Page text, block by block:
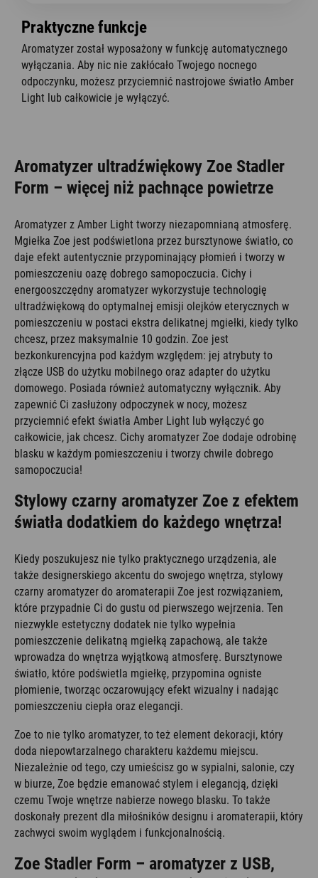
Praktyczne funkcje
Aromatyzer został wyposażony w funkcję automatycznego
wyłączania. Aby nic nie zakłócało Twojego nocnego
odpoczynku, możesz przyciemnić nastrojowe światło Amber
Light lub całkowicie je wyłączyć.
Aromatyzer ultradźwiękowy Zoe Stadler
Form – więcej niż pachnące powietrze
Aromatyzer z Amber Light tworzy niezapomnianą atmosferę.
Mgiełka Zoe jest podświetlona przez bursztynowe światło, co
daje efekt autentycznie przypominający płomień i tworzy w
pomieszczeniu oazę dobrego samopoczucia. Cichy i
energooszczędny aromatyzer wykorzystuje technologię
ultradźwiękową do optymalnej emisji olejków eterycznych w
pomieszczeniu w postaci ekstra delikatnej mgiełki, kiedy tylko
chcesz, przez maksymalnie 10 godzin. Zoe jest
bezkonkurencyjna pod każdym względem: jej atrybuty to
złącze USB do użytku mobilnego oraz adapter do użytku
domowego. Posiada również automatyczny wyłącznik. Aby
zapewnić Ci zasłużony odpoczynek w nocy, możesz
przyciemnić efekt światła Amber Light lub wyłączyć go
całkowicie, jak chcesz. Cichy aromatyzer Zoe dodaje odrobinę
blasku w każdym pomieszczeniu i tworzy chwile dobrego
samopoczucia!
Stylowy czarny aromatyzer Zoe z efektem
światła dodatkiem do każdego wnętrza!
Kiedy poszukujesz nie tylko praktycznego urządzenia, ale
także designerskiego akcentu do swojego wnętrza, stylowy
czarny aromatyzer do aromaterapii Zoe jest rozwiązaniem,
które przypadnie Ci do gustu od pierwszego wejrzenia. Ten
niezwykle estetyczny dodatek nie tylko wypełnia
pomieszczenie delikatną mgiełką zapachową, ale także
wprowadza do wnętrza wyjątkową atmosferę. Bursztynowe
światło, które podświetla mgiełkę, przypomina ogniste
płomienie, tworząc oczarowujący efekt wizualny i nadając
pomieszczeniu ciepła oraz elegancji.
Zoe to nie tylko aromatyzer, to też element dekoracji, który
doda niepowtarzalnego charakteru każdemu miejscu.
Niezależnie od tego, czy umieścisz go w sypialni, salonie, czy
w biurze, Zoe będzie emanować stylem i elegancją, dzięki
czemu Twoje wnętrze nabierze nowego blasku. To także
doskonały prezent dla miłośników designu i aromaterapii, który
zachwyci swoim wyglądem i funkcjonalnością.
Zoe Stadler Form – aromatyzer z USB,